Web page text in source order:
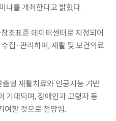
나를 개최한다고 밝혔다.
조표준 데이터센터로 지정되어
집·관리하며, 재활 및 보건의료
형 재활치료와 인공지능 기반
기대되며, 장애인과 고령자 등
여할 것으로 전망됨.